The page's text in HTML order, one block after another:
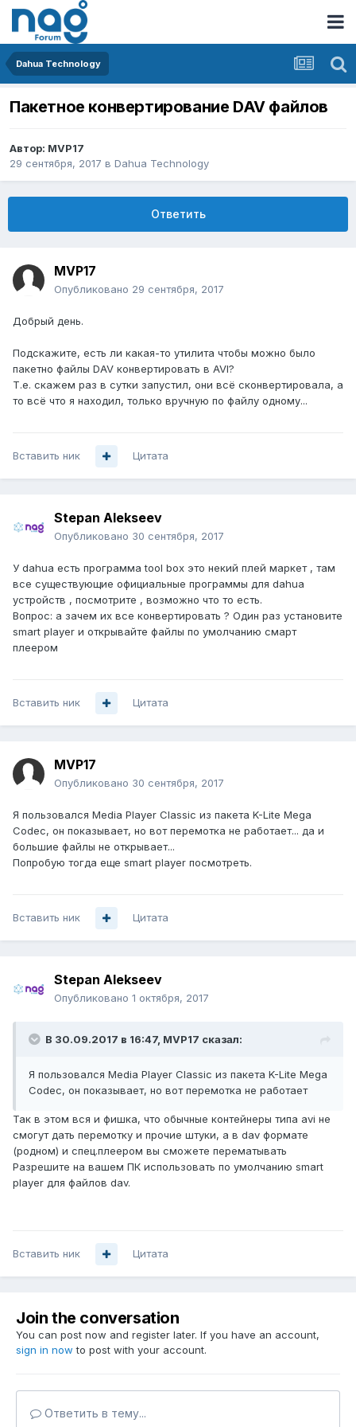
Dahua Technology
Пакетное конвертирование DAV файлов
Автор: MVP17
29 сентября, 2017 в Dahua Technology
Ответить
MVP17
Опубликовано 29 сентября, 2017
Добрый день.
Подскажите, есть ли какая-то утилита чтобы можно было
пакетно файлы DAV конвертировать в AVI?
Т.е. скажем раз в сутки запустил, они всё сконвертировала, а
то всё что я находил, только вручную по файлу одному...
Вставить ник Цитата
Stepan Alekseev
Опубликовано 30 сентября, 2017
У dahua есть программа tool box это некий плей маркет , там
все существующие официальные программы для dahua
устройств , посмотрите , возможно что то есть.
Вопрос: а зачем их все конвертировать ? Один раз установите
smart player и открывайте файлы по умолчанию смарт
плеером
Вставить ник Цитата
MVP17
Опубликовано 30 сентября, 2017
Я пользовался Media Player Classic из пакета K-Lite Mega
Codec, он показывает, но вот перемотка не работает... да и
большие файлы не открывает...
Попробую тогда еще smart player посмотреть.
Вставить ник Цитата
Stepan Alekseev
Опубликовано 1 октября, 2017
В 30.09.2017 в 16:47, MVP17 сказал:
Я пользовался Media Player Classic из пакета K-Lite Mega
Codec, он показывает, но вот перемотка не работает
Так в этом вся и фишка, что обычные контейнеры типа avi не
смогут дать перемотку и прочие штуки, а в dav формате
(родном) и спец.плеером вы сможете перематывать
Разрешите на вашем ПК использовать по умолчанию smart
player для файлов dav.
Вставить ник Цитата
Join the conversation
You can post now and register later. If you have an account,
sign in now to post with your account.
Ответить в тему...